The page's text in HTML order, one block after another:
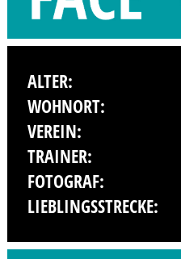
ALTER:
WOHNORT:
VEREIN:
TRAINER:
FOTOGRAF:
LIEBLINGSSTRECKE: